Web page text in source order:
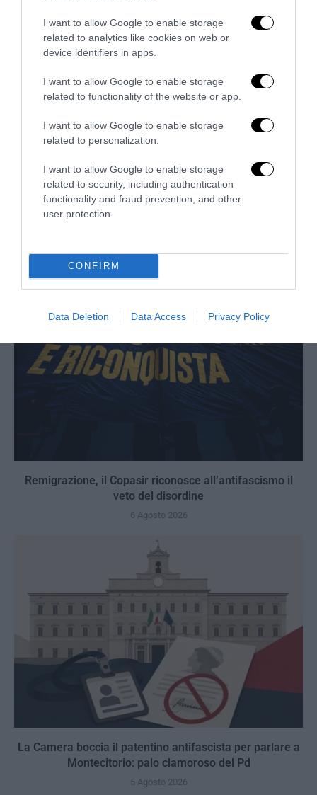
I want to allow Google to enable storage
related to analytics like cookies on web or
device identifiers in apps.
I want to allow Google to enable storage
related to functionality of the website or app.
I want to allow Google to enable storage
related to personalization.
I want to allow Google to enable storage
related to security, including authentication
functionality and fraud prevention, and other
user protection.
CONFIRM
Data Deletion Data Access Privacy Policy
Bonaccini e il mito delle barricate di Parma: quando
Remigrazione, il Copasir riconosce all’antifascismo il
veto del disordine
6 Agosto 2026
La Camera boccia il patentino antifascista per parlare a
Montecitorio: palo clamoroso del Pd
5 Agosto 2026